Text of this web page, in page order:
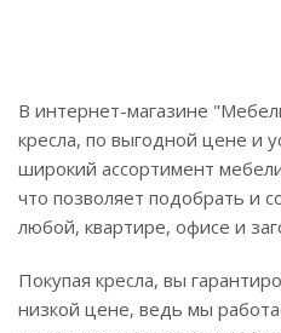
В интернет-магазине
кресла, по выгодной цене и
широкий ассортимент
что позволяет подобрать и
любой, квартире, офисе и
Покупая кресла, вы
низкой цене, ведь мы